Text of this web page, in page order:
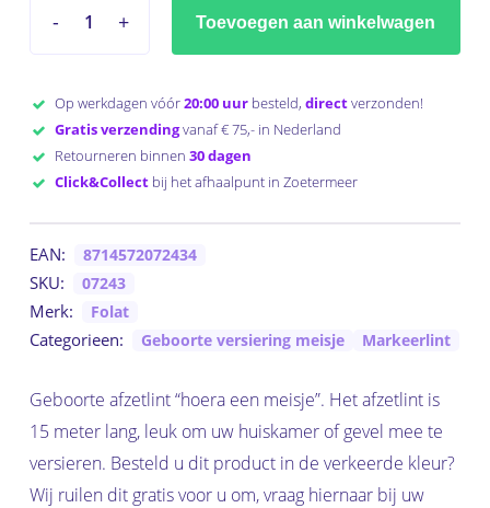
Toevoegen aan winkelwagen
Op werkdagen vóór20:00 uurbesteld, directverzonden!
Gratis verzendingvanaf € 75,- in Nederland
Retourneren binnen 30 dagen
Click&Collectbij het afhaalpunt in Zoetermeer
EAN: 8714572072434
SKU: 07243
Merk: Folat
Categorieen: Geboorte versiering meisje Markeerlint
Geboorte afzetlint “hoera een meisje”. Het afzetlint is
15 meter lang, leuk om uw huiskamer of gevel mee te
versieren. Besteld u dit product in de verkeerde kleur?
Wij ruilen dit gratis voor u om, vraag hiernaar bij uw